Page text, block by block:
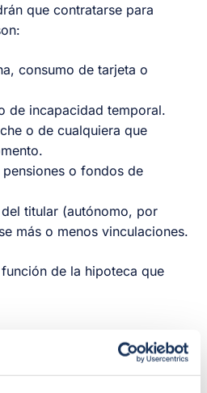
que contratarse para
consumo de tarjeta o
de incapacidad temporal.
o de cualquiera que
o fondos de
titular (autónomo, por
más o menos vinculaciones.
de la hipoteca que